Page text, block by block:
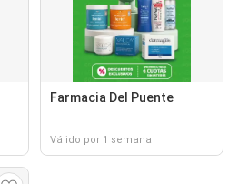
Farmacia Del Puente
Válido por 1 semana